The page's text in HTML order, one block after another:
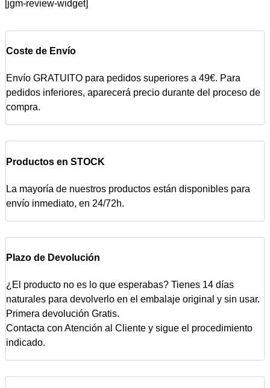
[jgm-review-widget]
Coste de Envío
Envío GRATUITO para pedidos superiores a 49€. Para
pedidos inferiores, aparecerá precio durante del proceso de
compra.
Productos en STOCK
La mayoría de nuestros productos están disponibles para
envío inmediato, en 24/72h.
Plazo de Devolución
¿El producto no es lo que esperabas? Tienes 14 días
naturales para devolverlo en el embalaje original y sin usar.
Primera devolución Gratis.
Contacta con Atención al Cliente y sigue el procedimiento
indicado.